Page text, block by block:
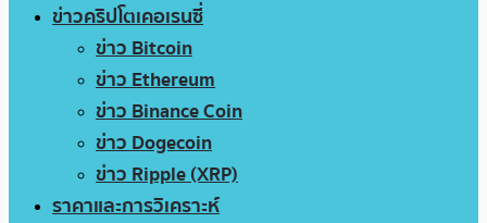
ข่าวคริปโตเคอเรนซี่
ข่าว Bitcoin
ข่าว Ethereum
ข่าว Binance Coin
ข่าว Dogecoin
ข่าว Ripple (XRP)
ราคาและการวิเคราะห์